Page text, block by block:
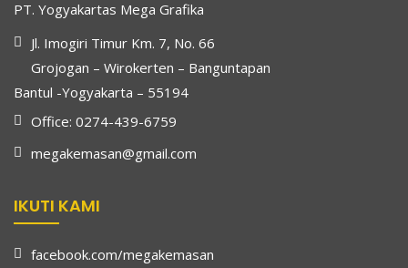
PT. Yogyakartas Mega Grafika
Jl. Imogiri Timur Km. 7, No. 66
Grojogan – Wirokerten – Banguntapan
Bantul -Yogyakarta – 55194
Office: 0274-439-6759
megakemasan@gmail.com
IKUTI KAMI
facebook.com/megakemasan